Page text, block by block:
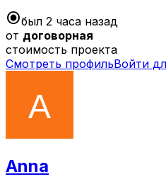
radio_button_checkedбыл 2 часа назад
от договорная
стоимость проекта
Смотреть профильВойти
Anna